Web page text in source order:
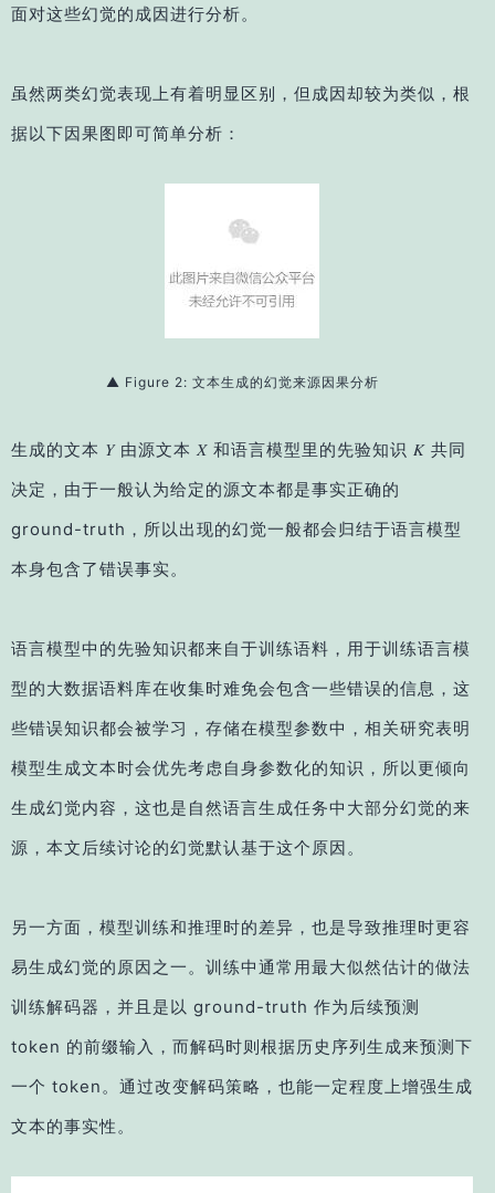
面对这些幻觉的成因进行分析。
虽然两类幻觉表现上有着明显区别，但成因却较为类似，根
据以下因果图即可简单分析：
▲ Figure 2: 文本生成的幻觉来源因果分析
生成的文本 𝑌 由源文本 𝑋 和语言模型里的先验知识 𝐾 共同
决定，由于一般认为给定的源文本都是事实正确的
ground-truth，所以出现的幻觉一般都会归结于语言模型
本身包含了错误事实。
语言模型中的先验知识都来自于训练语料，用于训练语言模
型的大数据语料库在收集时难免会包含一些错误的信息，这
些错误知识都会被学习，存储在模型参数中，相关研究表明
模型生成文本时会优先考虑自身参数化的知识，所以更倾向
生成幻觉内容，这也是自然语言生成任务中大部分幻觉的来
源，本文后续讨论的幻觉默认基于这个原因。
另一方面，模型训练和推理时的差异，也是导致推理时更容
易生成幻觉的原因之一。训练中通常用最大似然估计的做法
训练解码器，并且是以 ground-truth 作为后续预测
token 的前缀输入，而解码时则根据历史序列生成来预测下
一个 token。通过改变解码策略，也能一定程度上增强生成
文本的事实性。